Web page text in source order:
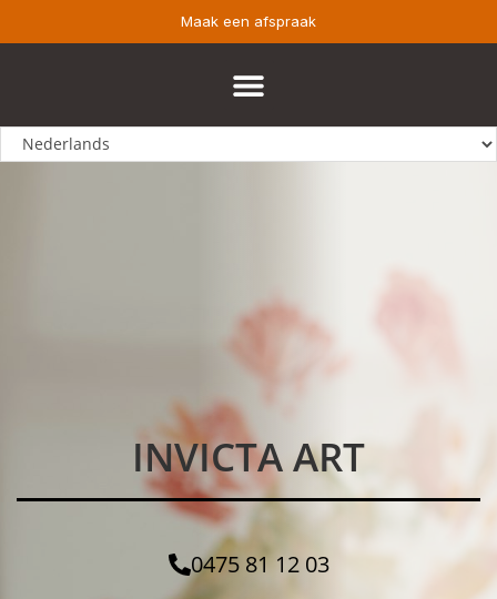
Maak een afspraak
INVICTA ART
0475 81 12 03